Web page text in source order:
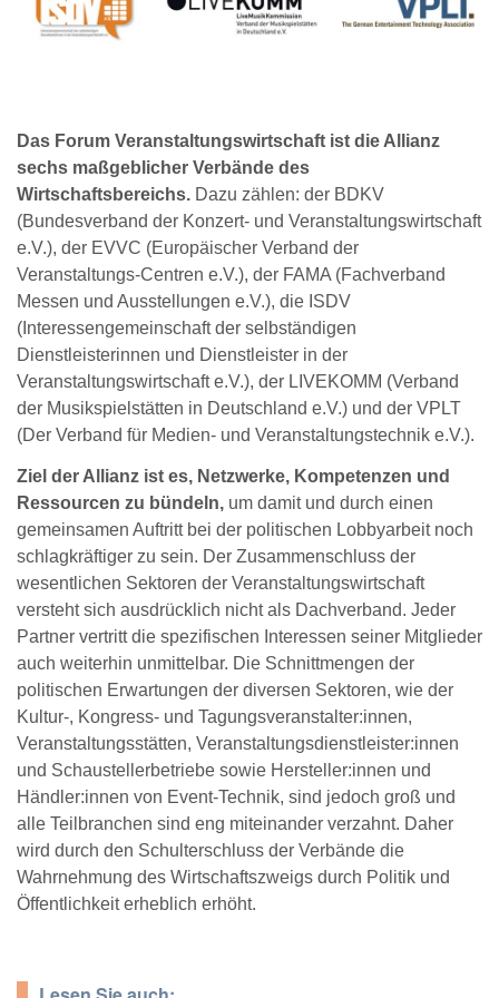
Das Forum Veranstaltungswirtschaft ist die Allianz
sechs maßgeblicher Verbände des
Wirtschaftsbereichs. Dazu zählen: der BDKV
(Bundesverband der Konzert- und Veranstaltungswirtschaft
e.V.), der EVVC (Europäischer Verband der
Veranstaltungs-Centren e.V.), der FAMA (Fachverband
Messen und Ausstellungen e.V.), die ISDV
(Interessengemeinschaft der selbständigen
Dienstleisterinnen und Dienstleister in der
Veranstaltungswirtschaft e.V.), der LIVEKOMM (Verband
der Musikspielstätten in Deutschland e.V.) und der VPLT
(Der Verband für Medien- und Veranstaltungstechnik e.V.).
Ziel der Allianz ist es, Netzwerke, Kompetenzen und
Ressourcen zu bündeln, um damit und durch einen
gemeinsamen Auftritt bei der politischen Lobbyarbeit noch
schlagkräftiger zu sein. Der Zusammenschluss der
wesentlichen Sektoren der Veranstaltungswirtschaft
versteht sich ausdrücklich nicht als Dachverband. Jeder
Partner vertritt die spezifischen Interessen seiner Mitglieder
auch weiterhin unmittelbar. Die Schnittmengen der
politischen Erwartungen der diversen Sektoren, wie der
Kultur-, Kongress- und Tagungsveranstalter:innen,
Veranstaltungsstätten, Veranstaltungsdienstleister:innen
und Schaustellerbetriebe sowie Hersteller:innen und
Händler:innen von Event-Technik, sind jedoch groß und
alle Teilbranchen sind eng miteinander verzahnt. Daher
wird durch den Schulterschluss der Verbände die
Wahrnehmung des Wirtschaftszweigs durch Politik und
Öffentlichkeit erheblich erhöht.